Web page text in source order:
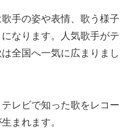
手の姿や表情、歌う様子
なります。人気歌手がテ
全国へ一気に広まりまし
レビで知った歌をレコー
まれます。